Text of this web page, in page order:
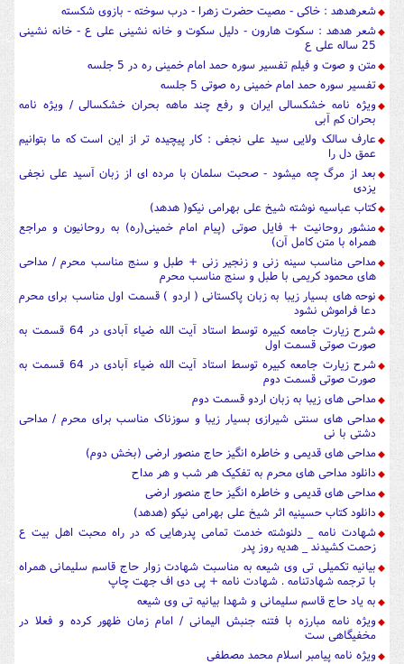
شعرهدهد : خاکی - مصیت حضرت زهرا - درب سوخته - بازوی شکسته
شعر هدهد : سکوت هارون - دلیل سکوت و خانه نشینی علی ع - خانه نشینی
25 ساله علی ع
متن و صوت و فیلم تفسیر سوره حمد امام خمینی ره در 5 جلسه
تفسیر سوره حمد امام خمینی ره صوتی 5 جلسه
ویژه نامه خشکسالی ایران و رفع چند ماهه بحران خشکسالی / ویژه نامه
بحران کم آبی
عارف سالک ولایی سید علی نجفی : کار پیچیده تر از این است که ما بتوانیم
عمق دل را
بعد از مرگ چه میشود - صحبت سلمان با مرده ای از زبان آسید علی نجفی
یزدی
کتاب عباسیه نوشته شیخ علی بهرامی نیکو( هدهد)
منشور روحانیت + فایل صوتی (پیام امام خمینی(ره) به روحانیون و مراجع
همراه با متن کامل آن)
مداحی مناسب سینه زنی و زنجیر زنی + طبل و سنج مناسب محرم / مداحی
های محمود کریمی با طبل و سنج مناسب محرم
نوحه های بسیار زیبا به زبان پاکستانی ( اردو ) قسمت اول مناسب برای محرم
دعا فراموش نشود
شرح زیارت جامعه کبیره توسط استاد آیت الله ضیاء آبادی در 64 قسمت به
صورت صوتی قسمت اول
شرح زیارت جامعه کبیره توسط استاد آیت الله ضیاء آبادی در 64 قسمت به
صورت صوتی قسمت دوم
مداحی های زیبا به زبان اردو قسمت دوم
مداحی های سنتی شیرازی بسیار زیبا و سوزناک مناسب برای محرم / مداحی
دشتی با نی
مداحی های قدیمی و خاطره انگیز حاج منصور ارضی (بخش دوم)
دانلود مداحی های محرم به تفکیک هر شب و هر مداح
مداحی های قدیمی و خاطره انگیز حاج منصور ارضی
دانلود کتاب حسینیه اثر شیخ علی بهرامی نیکو (هدهد)
شهادت نامه _ دلنوشته خدمت تمامی پدرهایی که در راه محبت اهل بیت ع
زحمت کشیدند _ هدیه روز پدر
بیانیه تکمیلی تی وی شیعه به مناسبت شهادت زوار حاج قاسم سلیمانی همراه
با ترجمه شهادتنامه . شهادت نامه + پی دی اف جهت چاپ
به یاد حاج قاسم سلیمانی و شهدا بیانیه تی وی شیعه
ویژه نامه مبارزه با فتنه جنبش الیمانی / امام زمان ظهور کرده و فعلا در
مخفیگاهی ست
ویژه نامه پیامبر اسلام محمد مصطفی